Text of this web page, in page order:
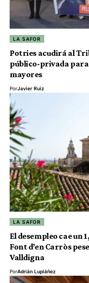
LA SAFOR
Potries acudirá al
público-privada para
mayores
PorJavier Ruiz
LA SAFOR
El desempleo cae un
Font d’en Carròs
Valldigna
PorAdrián Lupiáñez